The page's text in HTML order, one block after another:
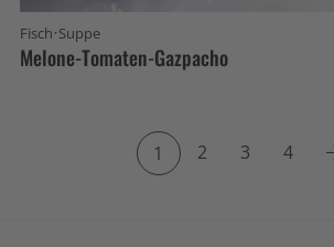
Fisch·Suppe
Melone-Tomaten-Gazpacho
1 2 3 4